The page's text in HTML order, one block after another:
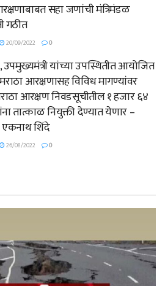
सहा जणांची मंत्रिमंडळ
गठीत
20/09/2022 0
उपमुख्यमंत्री यांच्या उपस्थितीत आयोजित
आरक्षणासह विविध मागण्यांवर
आरक्षण निवडसूचीतील १ हजार ६४
तात्काळ नियुक्ती देण्यात येणार –
एकनाथ शिंदे
26/08/2022 0